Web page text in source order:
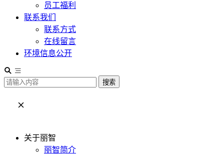
员工福利
联系我们
联系方式
在线留言
环境信息公开
搜索
关于丽智
丽智简介